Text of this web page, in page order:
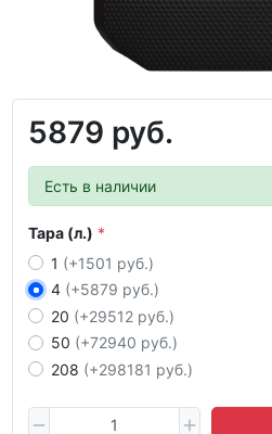
5879 руб.
Есть в наличии
Тара (л.)
1 (+1501 руб.)
4 (+5879 руб.)
20 (+29512 руб.)
50 (+72940 руб.)
208 (+298181 руб.)